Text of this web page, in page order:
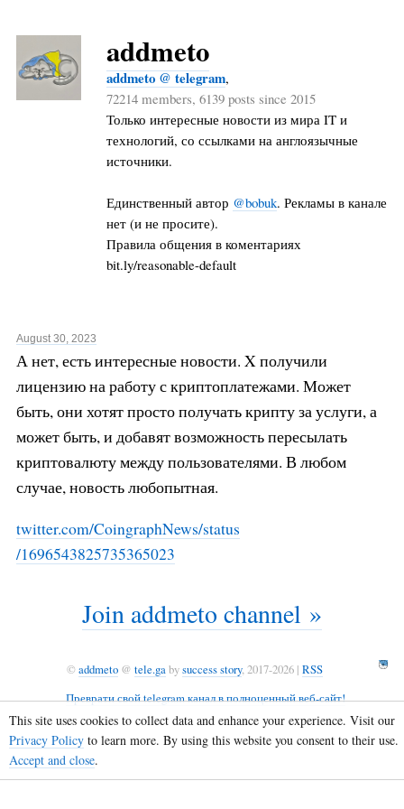
addmeto
addmeto @ telegram,
72214 members, 6139 posts since 2015
Только интересные новости из мира IT и
технологий, со ссылками на англоязычные
источники.
Единственный автор @bobuk. Рекламы в канале
нет (и не просите).
Правила общения в коментариях
bit.ly/reasonable-default
August 30, 2023
А нет, есть интересные новости. X получили
лицензию на работу с криптоплатежами. Может
быть, они хотят просто получать крипту за услуги, а
может быть, и добавят возможность пересылать
криптовалюту между пользователями. В любом
случае, новость любопытная.
twitter.com/CoingraphNews/status
/1696543825735365023
Join addmeto channel »
©addmeto@ tele.gabysuccess story, 2017-2026 | RSS
Преврати свой telegram канал в полноценный веб-сайт!
This site uses cookies to collect data and enhance your experience. Visit our
Privacy Policy to learn more. By using this website you consent to their use.
Accept and close.